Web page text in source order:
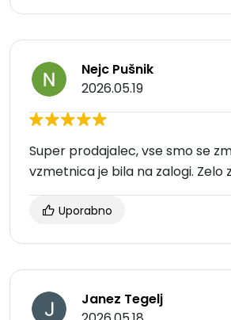
Nejc Pušnik
2026.05.19
Super prodajalec, vse smo se
vzmetnica je bila na zalogi. Zelo
Uporabno
Janez Tegelj